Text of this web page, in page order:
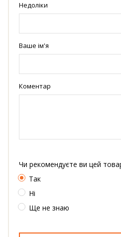
Недоліки
Ваше ім'я
Коментар
Чи рекомендуєте ви цей
Так
Ні
Ще не знаю